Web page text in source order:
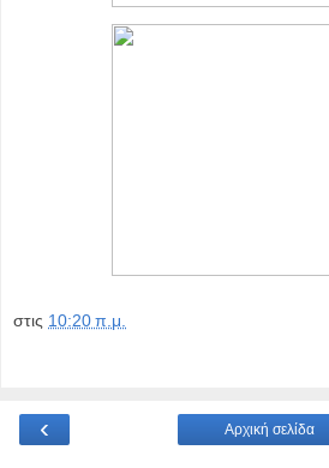
στις 10:20 π.μ.
‹ Αρχική σελίδα